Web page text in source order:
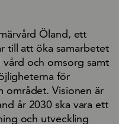
Öland, ett
till att öka samarbetet
vård och omsorg samt
för
Visionen är
år 2030 ska vara ett
och utveckling